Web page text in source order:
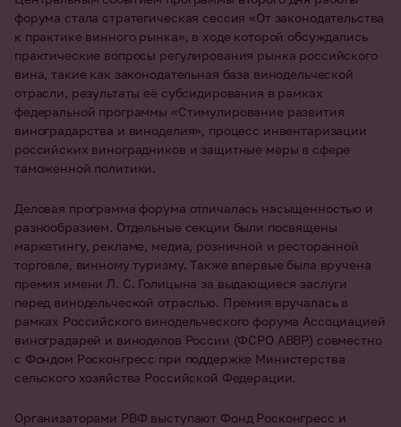
форума стала стратегическая сессия «От законодательства
к практике винного рынка», в ходе которой обсуждались
практические вопросы регулирования рынка российского
вина, такие как законодательная база винодельческой
отрасли, результаты её субсидирования в рамках
федеральной программы «Стимулирование развития
виноградарства и виноделия», процесс инвентаризации
российских виноградников и защитные меры в сфере
таможенной политики.
Деловая программа форума отличалась насыщенностью и
разнообразием. Отдельные секции были посвящены
маркетингу, рекламе, медиа, розничной и ресторанной
торговле, винному туризму. Также впервые была вручена
премия имени Л. С. Голицына за выдающиеся заслуги
перед винодельческой отраслью. Премия вручалась в
рамках Российского винодельческого форума Ассоциацией
виноградарей и виноделов России (ФСРО АВВР) совместно
с Фондом Росконгресс при поддержке Министерства
сельского хозяйства Российской Федерации.
Организаторами РВФ выступают Фонд Росконгресс и